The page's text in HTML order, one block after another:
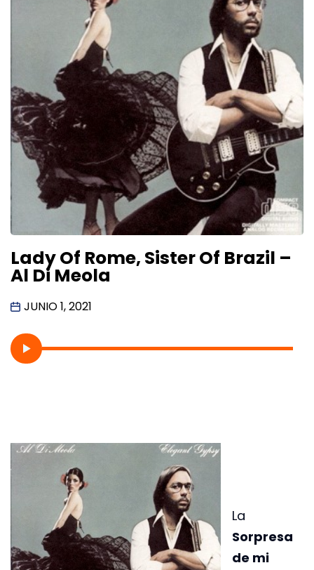
Lady Of Rome, Sister Of Brazil –
Al Di Meola
JUNIO 1, 2021
La
Sorpresa
de mi